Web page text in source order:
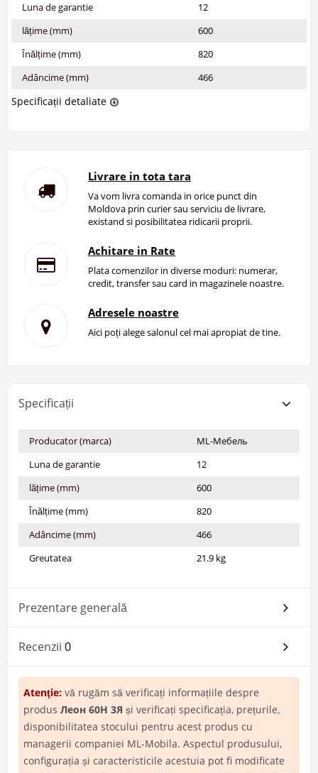
Luna de garantie
12
lățime (mm)
600
Înălțime (mm)
820
Adâncime (mm)
466
Specificații detaliate
Livrare in tota tara
Va vom livra comanda in orice punct din
Moldova prin curier sau serviciu de livrare,
existand si posibilitatea ridicarii proprii.
Achitare in Rate
Plata comenzilor in diverse moduri: numerar,
credit, transfer sau card in magazinele noastre.
Adresele noastre
Aici poți alege salonul cel mai apropiat de tine.
Specificații
Producator (marca)
ML-Мебель
Luna de garantie
12
lățime (mm)
600
Înălțime (mm)
820
Adâncime (mm)
466
Greutatea
21.9 kg
Prezentare generală
Recenzii 0
Atenţie: vă rugăm să verificați informațiile despre
produs Леон 60Н 3Я și verificați specificația, prețurile,
disponibilitatea stocului pentru acest produs cu
managerii companiei ML-Mobila. Aspectul produsului,
configurația și caracteristicile acestuia pot fi modificate